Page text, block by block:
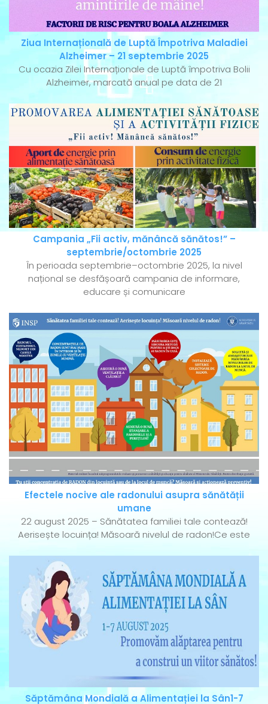
Ziua Internațională de Luptă Împotriva Maladiei
Alzheimer – 21 septembrie 2025
Cu ocazia Zilei Internaționale de Luptă împotriva Bolii
Alzheimer, marcată anual pe data de 21
Campania „Fii activ, mănâncă sănătos!” –
septembrie/octombrie 2025
În perioada septembrie–octombrie 2025, la nivel
național se desfășoară campania de informare,
educare și comunicare
Efectele nocive ale radonului asupra sănătății
umane
22 august 2025 – Sănătatea familiei tale contează!
Aerisește locuința! Măsoară nivelul de radon!Ce este
Săptămâna Mondială a Alimentației la Sân1-7